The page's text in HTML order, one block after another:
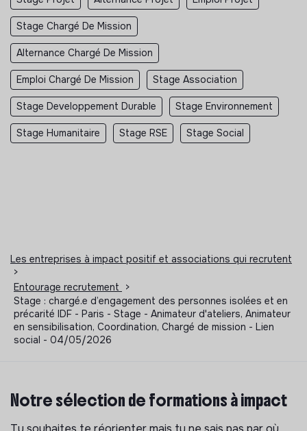
Stage Chargé De Mission
Alternance Chargé De Mission
Emploi Chargé De Mission Stage Association
Stage Developpement Durable Stage Environnement
Stage Humanitaire Stage RSE Stage Social
Les entreprises à impact positif et associations qui recrutent
>
Entourage recrutement
>
Stage : chargé.e d’engagement des personnes isolées et en
précarité IDF - Paris - Stage - Animateur d'ateliers, Animateur
en sensibilisation, Coordination, Chargé de mission - Lien
social - 04/05/2026
Notre sélection de formations à impact